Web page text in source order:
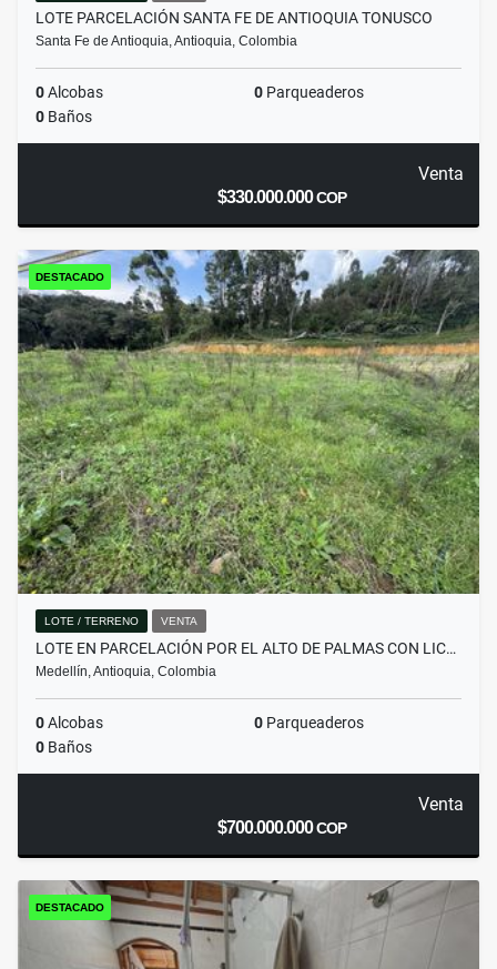
LOTE PARCELACIÓN SANTA FE DE ANTIOQUIA TONUSCO
Santa Fe de Antioquia, Antioquia, Colombia
0Alcobas 0 Parqueaderos
0 Baños
Venta
$330.000.000COP
DESTACADO
LOTE / TERRENO VENTA
LOTE EN PARCELACIÓN POR EL ALTO DE PALMAS CON LIC…
Medellín, Antioquia, Colombia
0Alcobas 0 Parqueaderos
0 Baños
Venta
$700.000.000COP
DESTACADO